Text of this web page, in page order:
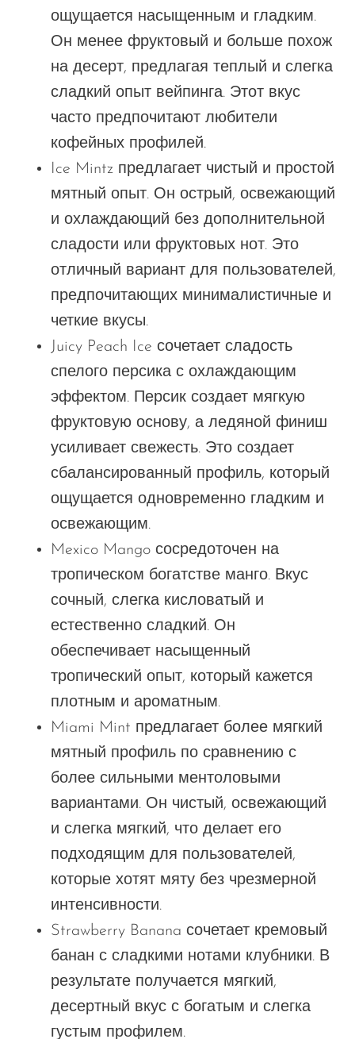
ощущается насыщенным и гладким.
Он менее фруктовый и больше похож
на десерт, предлагая теплый и слегка
сладкий опыт вейпинга. Этот вкус
часто предпочитают любители
кофейных профилей.
Ice Mintz предлагает чистый и простой
мятный опыт. Он острый, освежающий
и охлаждающий без дополнительной
сладости или фруктовых нот. Это
отличный вариант для пользователей,
предпочитающих минималистичные и
четкие вкусы.
Juicy Peach Ice сочетает сладость
спелого персика с охлаждающим
эффектом. Персик создает мягкую
фруктовую основу, а ледяной финиш
усиливает свежесть. Это создает
сбалансированный профиль, который
ощущается одновременно гладким и
освежающим.
Mexico Mango сосредоточен на
тропическом богатстве манго. Вкус
сочный, слегка кисловатый и
естественно сладкий. Он
обеспечивает насыщенный
тропический опыт, который кажется
плотным и ароматным.
Miami Mint предлагает более мягкий
мятный профиль по сравнению с
более сильными ментоловыми
вариантами. Он чистый, освежающий
и слегка мягкий, что делает его
подходящим для пользователей,
которые хотят мяту без чрезмерной
интенсивности.
Strawberry Banana сочетает кремовый
банан с сладкими нотами клубники. В
результате получается мягкий,
десертный вкус с богатым и слегка
густым профилем.